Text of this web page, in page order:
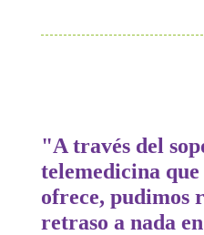
"A través del
telemedicina
ofrece, pudimos
retraso a nada